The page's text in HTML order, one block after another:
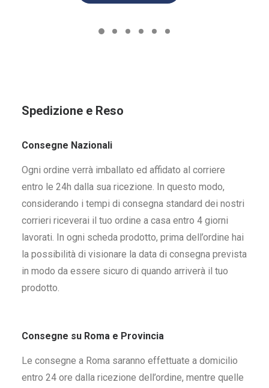
Spedizione e Reso
Consegne Nazionali
Ogni ordine verrà imballato ed affidato al corriere
entro le 24h dalla sua ricezione. In questo modo,
considerando i tempi di consegna standard dei nostri
corrieri riceverai il tuo ordine a casa entro 4 giorni
lavorati. In ogni scheda prodotto, prima dell’ordine hai
la possibilità di visionare la data di consegna prevista
in modo da essere sicuro di quando arriverà il tuo
prodotto.
Consegne su Roma e Provincia
Le consegne a Roma saranno effettuate a domicilio
entro 24 ore dalla ricezione dell’ordine, mentre quelle